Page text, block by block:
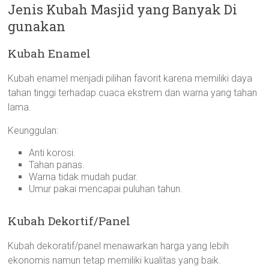
Jenis Kubah Masjid yang Banyak Di
gunakan
Kubah Enamel
Kubah enamel menjadi pilihan favorit karena memiliki daya
tahan tinggi terhadap cuaca ekstrem dan warna yang tahan
lama.
Keunggulan:
Anti korosi.
Tahan panas.
Warna tidak mudah pudar.
Umur pakai mencapai puluhan tahun.
Kubah Dekortif/Panel
Kubah dekoratif/panel menawarkan harga yang lebih
ekonomis namun tetap memiliki kualitas yang baik.